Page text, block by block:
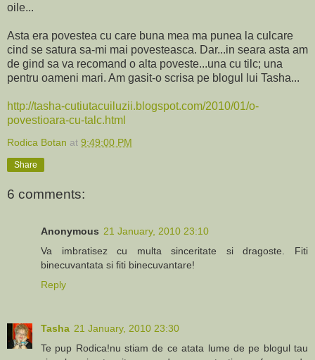
oile...
Asta era povestea cu care buna mea ma punea la culcare
cind se satura sa-mi mai povesteasca. Dar...in seara asta am
de gind sa va recomand o alta poveste...una cu tilc; una
pentru oameni mari. Am gasit-o scrisa pe blogul lui Tasha...
http://tasha-cutiutacuiluzii.blogspot.com/2010/01/o-
povestioara-cu-talc.html
Rodica Botan at 9:49:00 PM
Share
6 comments:
Anonymous 21 January, 2010 23:10
Va imbratisez cu multa sinceritate si dragoste. Fiti
binecuvantata si fiti binecuvantare!
Reply
Tasha 21 January, 2010 23:30
Te pup Rodica!nu stiam de ce atata lume de pe blogul tau